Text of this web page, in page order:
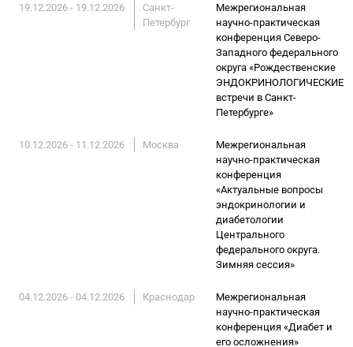
19.12.2026 - 19.12.2026
Санкт-
Петербург
Межрегиональная
научно-практическая
конференция Северо-
Западного федерального
округа «Рождественские
ЭНДОКРИНОЛОГИЧЕСКИЕ
встречи в Санкт-
Петербурге»
10.12.2026 - 11.12.2026 Москва
Межрегиональная
научно-практическая
конференция
«Актуальные вопросы
эндокринологии и
диабетологии
Центрального
федерального округа.
Зимняя сессия»
04.12.2026 - 04.12.2026 Краснодар
Межрегиональная
научно-практическая
конференция «Диабет и
его осложнения»